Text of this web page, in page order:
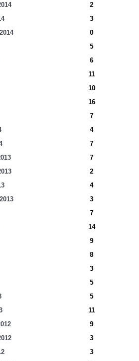
2
3
0
5
6
11
10
16
7
4
7
7
2
4
3
7
14
9
8
3
5
5
11
9
3
3